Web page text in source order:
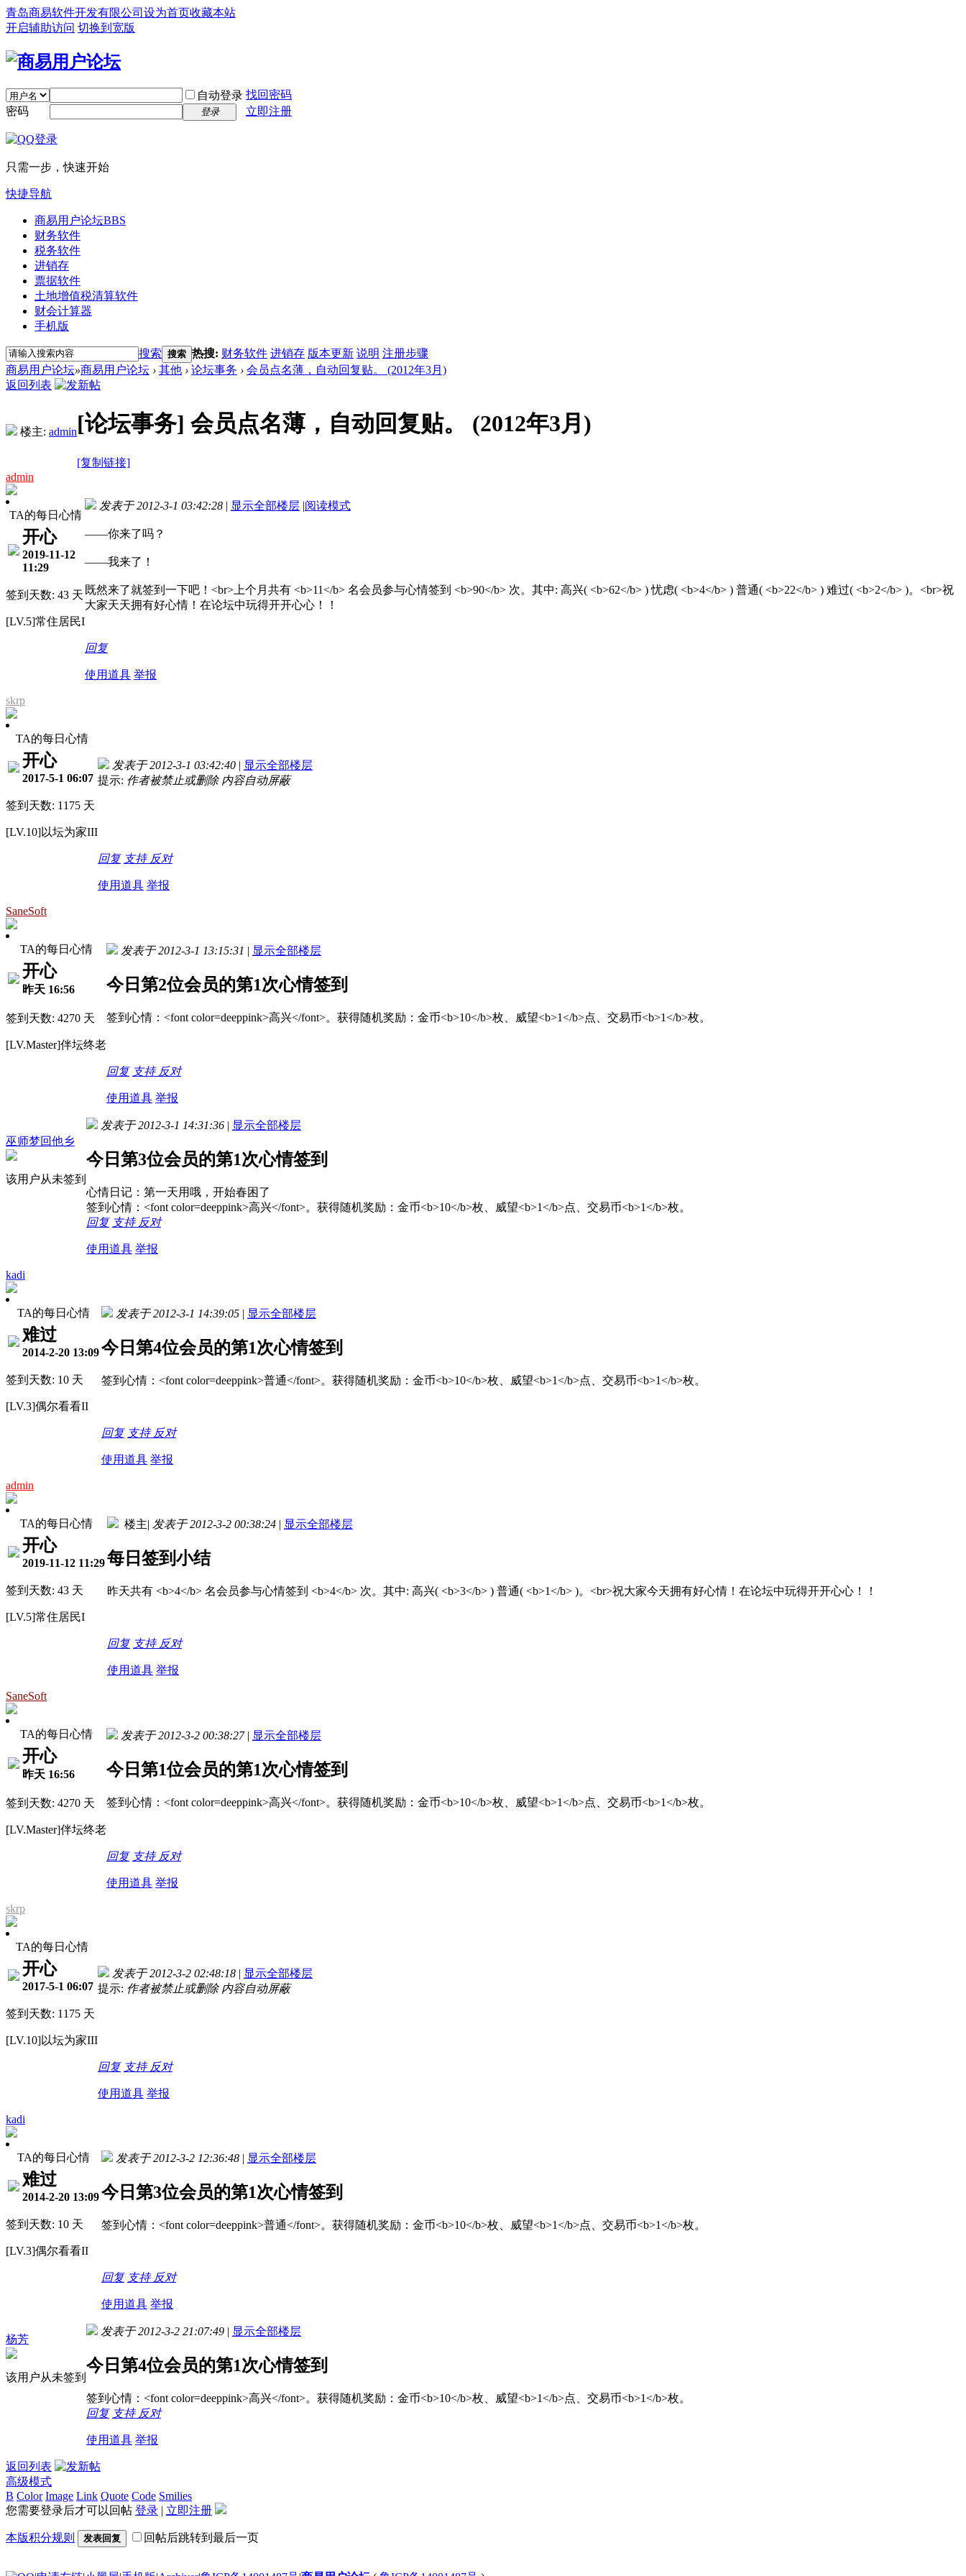
青岛商易软件开发有限公司 设为首页收藏本站
开启辅助访问 切换到宽版
自动登录 找回密码
密码
登录 立即注册
只需一步，快速开始
快捷导航
商易用户论坛BBS
财务软件
税务软件
进销存
票据软件
土地增值税清算软件
财会计算器
手机版
搜索 搜索 热搜: 财务软件 进销存 版本更新 说明 注册步骤
商易用户论坛»商易用户论坛 › 其他 › 论坛事务 › 会员点名薄，自动回复贴。 (2012年3月)
返回列表
楼主: admin[论坛事务] 会员点名薄，自动回复贴。 (2012年3月)
[复制链接]
admin
TA的每日心情
开心
2019-11-12
11:29
签到天数: 43 天
[LV.5]常住居民I
发表于 2012-3-1 03:42:28 | 显示全部楼层 |阅读模式
——你来了吗？
——我来了！
既然来了就签到一下吧！<br>上个月共有 <b>11</b> 名会员参与心情签到 <b>90</b> 次。其中: 高兴( <b>62</b> ) 忧虑( <b>4</b> ) 普通( <b>22</b> ) 难过( <b>2</b> )。<br>祝
大家天天拥有好心情！在论坛中玩得开开心心！！
回复
使用道具 举报
skrp
TA的每日心情
开心
2017-5-1 06:07
签到天数: 1175 天
[LV.10]以坛为家III
发表于 2012-3-1 03:42:40 | 显示全部楼层
提示: 作者被禁止或删除 内容自动屏蔽
回复 支持 反对
使用道具 举报
SaneSoft
TA的每日心情
开心
昨天 16:56
签到天数: 4270 天
[LV.Master]伴坛终老
发表于 2012-3-1 13:15:31 | 显示全部楼层
今日第2位会员的第1次心情签到
签到心情：<font color=deeppink>高兴</font>。获得随机奖励：金币<b>10</b>枚、威望<b>1</b>点、交易币<b>1</b>枚。
回复 支持 反对
使用道具 举报
巫师梦回他乡
该用户从未签到
发表于 2012-3-1 14:31:36 | 显示全部楼层
今日第3位会员的第1次心情签到
心情日记：第一天用哦，开始春困了
签到心情：<font color=deeppink>高兴</font>。获得随机奖励：金币<b>10</b>枚、威望<b>1</b>点、交易币<b>1</b>枚。
回复 支持 反对
使用道具 举报
kadi
TA的每日心情
难过
2014-2-20 13:09
签到天数: 10 天
[LV.3]偶尔看看II
发表于 2012-3-1 14:39:05 | 显示全部楼层
今日第4位会员的第1次心情签到
签到心情：<font color=deeppink>普通</font>。获得随机奖励：金币<b>10</b>枚、威望<b>1</b>点、交易币<b>1</b>枚。
回复 支持 反对
使用道具 举报
admin
TA的每日心情
开心
2019-11-12 11:29
签到天数: 43 天
[LV.5]常住居民I
楼主| 发表于 2012-3-2 00:38:24 | 显示全部楼层
每日签到小结
昨天共有 <b>4</b> 名会员参与心情签到 <b>4</b> 次。其中: 高兴( <b>3</b> ) 普通( <b>1</b> )。<br>祝大家今天拥有好心情！在论坛中玩得开开心心！！
回复 支持 反对
使用道具 举报
SaneSoft
TA的每日心情
开心
昨天 16:56
签到天数: 4270 天
[LV.Master]伴坛终老
发表于 2012-3-2 00:38:27 | 显示全部楼层
今日第1位会员的第1次心情签到
签到心情：<font color=deeppink>高兴</font>。获得随机奖励：金币<b>10</b>枚、威望<b>1</b>点、交易币<b>1</b>枚。
回复 支持 反对
使用道具 举报
skrp
TA的每日心情
开心
2017-5-1 06:07
签到天数: 1175 天
[LV.10]以坛为家III
发表于 2012-3-2 02:48:18 | 显示全部楼层
提示: 作者被禁止或删除 内容自动屏蔽
回复 支持 反对
使用道具 举报
kadi
TA的每日心情
难过
2014-2-20 13:09
签到天数: 10 天
[LV.3]偶尔看看II
发表于 2012-3-2 12:36:48 | 显示全部楼层
今日第3位会员的第1次心情签到
签到心情：<font color=deeppink>普通</font>。获得随机奖励：金币<b>10</b>枚、威望<b>1</b>点、交易币<b>1</b>枚。
回复 支持 反对
使用道具 举报
杨芳
该用户从未签到
发表于 2012-3-2 21:07:49 | 显示全部楼层
今日第4位会员的第1次心情签到
签到心情：<font color=deeppink>高兴</font>。获得随机奖励：金币<b>10</b>枚、威望<b>1</b>点、交易币<b>1</b>枚。
回复 支持 反对
使用道具 举报
返回列表
高级模式
B Color Image Link Quote Code Smilies
您需要登录后才可以回帖 登录 | 立即注册
本版积分规则 发表回复 回帖后跳转到最后一页